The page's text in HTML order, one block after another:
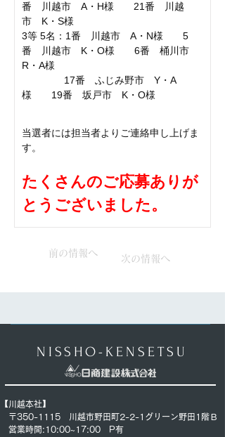
番　川越市　A・H様　　21番　川越
市　K・S様
3等 5名：1番　川越市　A・N様　　5
番　川越市　K・O様　　6番　桶川市
R・A様
17番　ふじみ野市　Y・A
様　　19番　坂戸市　K・O様
当選者には担当者よりご連絡申し上げま
す。
たくさんのご応募ありが
とうございました。
前の情報へ
次の情報へ
NISSHO-KENSETSU
【川越本社】
〒350-1115 川越市野田町2-2-1グリーン野田1階Ｂ
営業時間:10:00~17:00 P有